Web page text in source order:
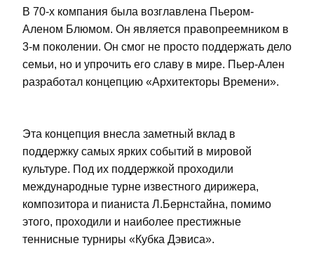
В 70-х компания была возглавлена Пьером-
Аленом Блюмом. Он является правопреемником в
3-м поколении. Он смог не просто поддержать дело
семьи, но и упрочить его славу в мире. Пьер-Ален
разработал концепцию «Архитекторы Времени».
Эта концепция внесла заметный вклад в
поддержку самых ярких событий в мировой
культуре. Под их поддержкой проходили
международные турне известного дирижера,
композитора и пианиста Л.Бернстайна, помимо
этого, проходили и наиболее престижные
теннисные турниры «Кубка Дэвиса».